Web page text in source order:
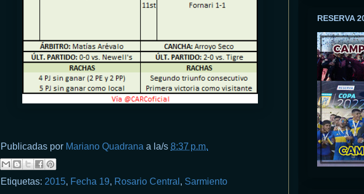
Publicadas por Mariano Quadrana a la/s 8:37 p.m.
Etiquetas: 2015, Fecha 19, Rosario Central , Sarmiento
RESERVA